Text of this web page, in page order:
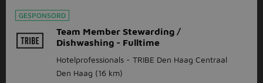
GESPONSORD
Team Member Stewarding /
Dishwashing - Fulltime
Hotelprofessionals - TRIBE Den Haag Centraal
Den Haag (16 km)